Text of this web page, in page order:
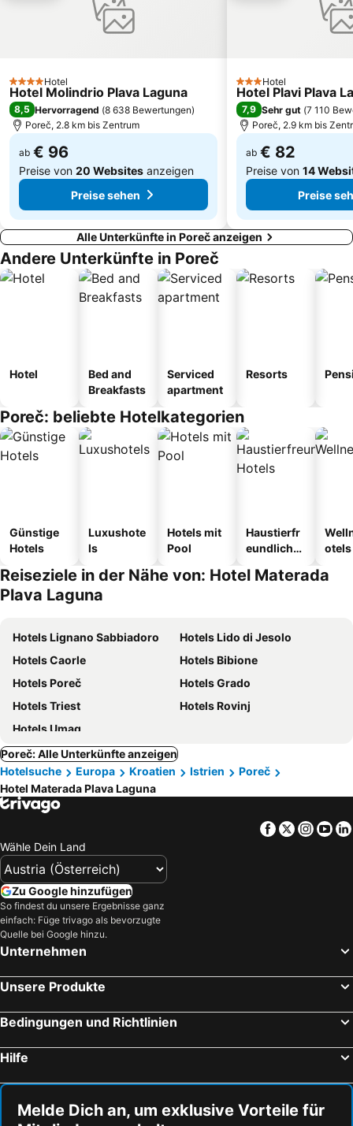
Valkanela
Casinò Portorož
Ambasciatori
4 SterneHotel
Hotel Molindrio Plava Laguna
8,5 Hervorragend (8 638 Bewertungen)
Poreč, 2.8 km bis Zentrum
ab € 96
Preise von 20 Websites anzeigen
Preise sehen
3 Sterne
Hotel
Hotel Plavi Plava
7,9 Sehr gut (7 110
Poreč, 2.9 km bis
ab € 82
Preise von 14
Preise
Alle Unterkünfte in Poreč anzeigen
Andere Unterkünfte in Poreč
Hotel
Bed and
Breakfasts
Serviced
apartment
Resorts
Poreč: beliebte Hotelkategorien
Günstige
Hotels
Luxushote
ls
Hotels mit
Pool
Haustierfr
eundliche
otels
Reiseziele in der Nähe von: Hotel Materada
Plava Laguna
Hotels Lignano Sabbiadoro
Hotels Lido di Jesolo
Hotels Caorle
Hotels Bibione
Hotels Poreč
Hotels Grado
Hotels Triest
Hotels Rovinj
Hotels Umag
Poreč: Alle Unterkünfte anzeigen
Hotelsuche
Europa Kroatien Istrien
Poreč
Hotel Materada Plava Laguna
Facebook
Twitter
Wähle Dein Land
Zu Google hinzufügen
So findest du unsere Ergebnisse ganz
einfach: Füge trivago als bevorzugte
Quelle bei Google hinzu.
Unternehmen
Unsere Produkte
Bedingungen und Richtlinien
Hilfe
Melde Dich an, um exklusive Vorteile für